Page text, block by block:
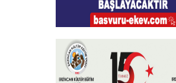
Burs Başvuruları
+